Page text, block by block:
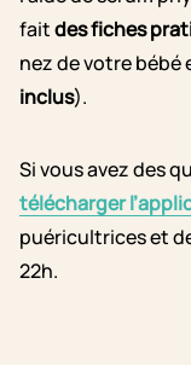
faitdes fiches
nez de votre bébé
inclus).
Si vous avez des
télécharger
puéricultrices et
22h.